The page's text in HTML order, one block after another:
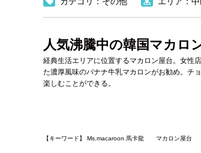
人気沸騰中の韓国マカロ
経典生活エリアに位置するマカロン屋台。女性
た濃厚風味のバナナ牛乳マカロンがお勧め。チ
楽しむことができる。
【キーワード】 Ms.macaroon 馬卡龍 マカロン屋台